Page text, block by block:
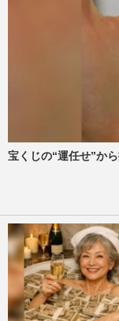
週
週
変
週
宝くじの“運任せ”か